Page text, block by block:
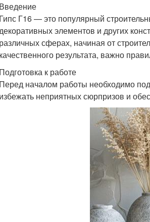
Введение
Гипс Г16 — это популярный
элементов и других
различных сферах, начиная от
качественного результата, важно
Подготовка к работе
Перед началом работы необходимо
избежать неприятных сюрпризов и